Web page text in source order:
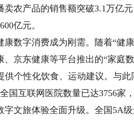
卖农产品的销售额突破3.1万亿
亿元。
字消费成为刚需。随着“健康
、京东健康等平台推出的“家庭
供个性化饮食、运动建议。与
国互联网医院数量已达3756家
旅体验全面升级。全国5A级